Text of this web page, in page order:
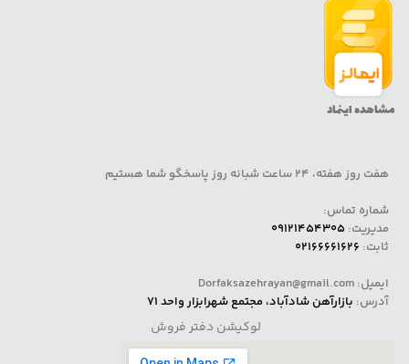
مشاهده اینماد
هفت روز هفته، 24 ساعت شبانه روز پاسخگو شما هستیم
شماره تماس:
مدیریت: 09121454305
ثابت: 02166661626
ایمیل: Dorfaksazehrayan@gmail.com
آدرس: بازارآهن شادآباد، مجتمع شهرابزار واحد 71
لوکیشن دفتر فروش